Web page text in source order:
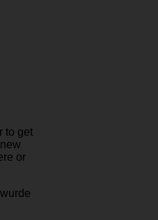
to get
or